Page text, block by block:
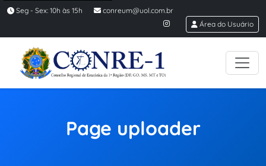
Seg - Sex: 10h às 15h
conreum@uol.com.br
Área do Usuário
Page uploader